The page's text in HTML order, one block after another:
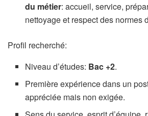
du métier: accueil, service,
nettoyage et respect des normes
Profil recherché:
Niveau d’études: Bac +2.
Première expérience dans un
appréciée mais non exigée.